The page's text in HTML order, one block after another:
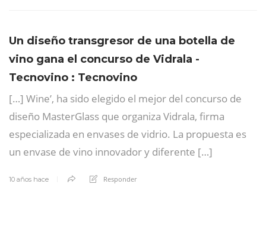
Un diseño transgresor de una botella de
vino gana el concurso de Vidrala -
Tecnovino : Tecnovino
[…] Wine’, ha sido elegido el mejor del concurso de
diseño MasterGlass que organiza Vidrala, firma
especializada en envases de vidrio. La propuesta es
un envase de vino innovador y diferente […]
10 años hace Responder